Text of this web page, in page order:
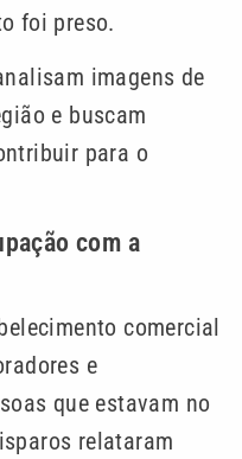
foi preso.
imagens de
e buscam
para o
com a
comercial
e
que estavam no
relataram